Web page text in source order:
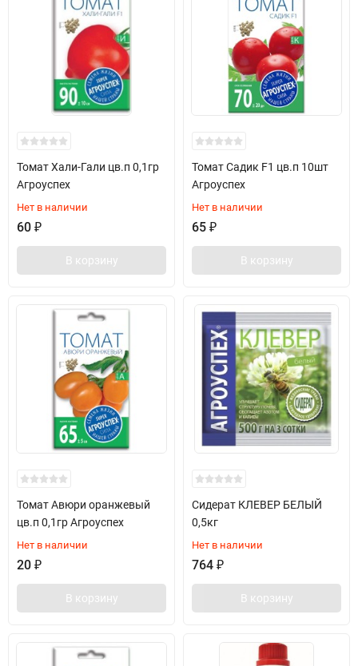
Томат Хали-Гали цв.п 0,1гр
Агроуспех
Нет в наличии
60 ₽
В корзину
Томат Садик F1 цв.п 10шт
Агроуспех
Нет в наличии
65 ₽
В корзину
Томат Авюри оранжевый
цв.п 0,1гр Агроуспех
Нет в наличии
20 ₽
В корзину
Сидерат КЛЕВЕР БЕЛЫЙ
0,5кг
Нет в наличии
764 ₽
В корзину